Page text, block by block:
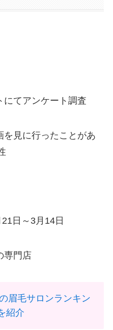
にてアンケート調査
見に行ったことがあ
日～3月14日
専門店
眉毛サロンランキン
紹介